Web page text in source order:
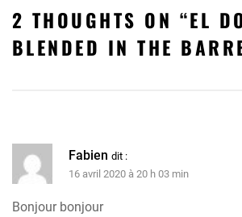
2 THOUGHTS ON “EL
BLENDED IN THE
Fabien dit :
16 avril 2020 à 20 h 03 min
Bonjour bonjour